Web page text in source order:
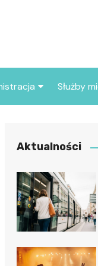
miasta
Służby
Policja
Aktualności